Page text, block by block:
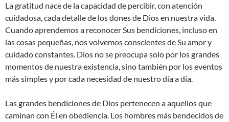
La gratitud nace de la capacidad de percibir, con atención
cuidadosa, cada detalle de los dones de Dios en nuestra vida.
Cuando aprendemos a reconocer Sus bendiciones, incluso en
las cosas pequeñas, nos volvemos conscientes de Su amor y
cuidado constantes. Dios no se preocupa solo por los grandes
momentos de nuestra existencia, sino también por los eventos
más simples y por cada necesidad de nuestro día a día.
Las grandes bendiciones de Dios pertenecen a aquellos que
caminan con Él en obediencia. Los hombres más bendecidos de